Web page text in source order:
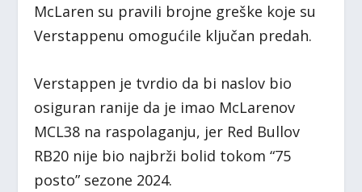
McLaren su pravili brojne greške koje su
Verstappenu omogućile ključan predah.
Verstappen je tvrdio da bi naslov bio
osiguran ranije da je imao McLarenov
MCL38 na raspolaganju, jer Red Bullov
RB20 nije bio najbrži bolid tokom “75
posto” sezone 2024.